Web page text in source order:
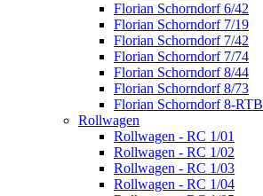
Florian Schorndorf 6/42
Florian Schorndorf 7/19
Florian Schorndorf 7/42
Florian Schorndorf 7/74
Florian Schorndorf 8/44
Florian Schorndorf 8/73
Florian Schorndorf 8-RTB
Rollwagen
Rollwagen - RC 1/01
Rollwagen - RC 1/02
Rollwagen - RC 1/03
Rollwagen - RC 1/04